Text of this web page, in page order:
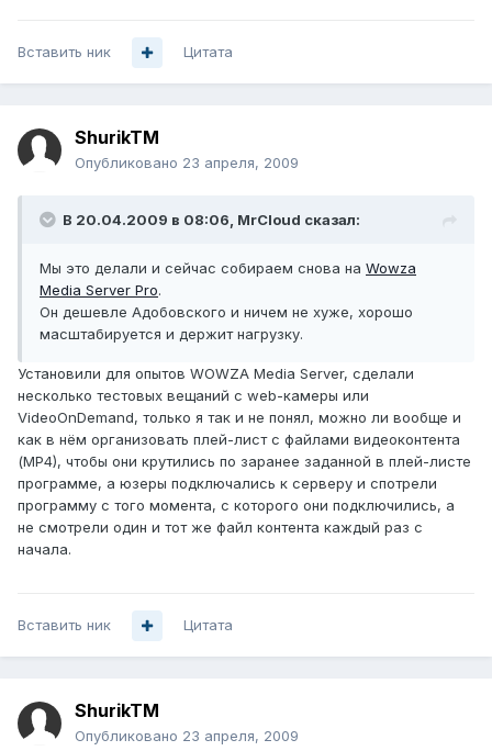
Вставить ник Цитата
ShurikTM
Опубликовано 23 апреля, 2009
В 20.04.2009 в 08:06, MrCloud сказал:
Мы это делали и сейчас собираем снова на Wowza
Media Server Pro.
Он дешевле Адобовского и ничем не хуже, хорошо
масштабируется и держит нагрузку.
Установили для опытов WOWZA Media Server, сделали
несколько тестовых вещаний с web-камеры или
VideoOnDemand, только я так и не понял, можно ли вообще и
как в нём организовать плей-лист с файлами видеоконтента
(МР4), чтобы они крутились по заранее заданной в плей-листе
программе, а юзеры подключались к серверу и спотрели
программу с того момента, с которого они подключились, а
не смотрели один и тот же файл контента каждый раз с
начала.
Вставить ник Цитата
ShurikTM
Опубликовано 23 апреля, 2009